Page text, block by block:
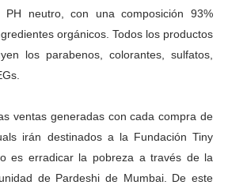
PH neutro, con una composición 93%
orgánicos. Todos los productos
los parabenos, colorantes, sulfatos,
ventas generadas con cada compra de
irán destinados a la Fundación Tiny
es erradicar la pobreza a través de la
de Pardeshi de Mumbai. De este